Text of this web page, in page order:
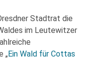
Stadtrat die
im Leutewitzer
„Ein Wald für Cottas